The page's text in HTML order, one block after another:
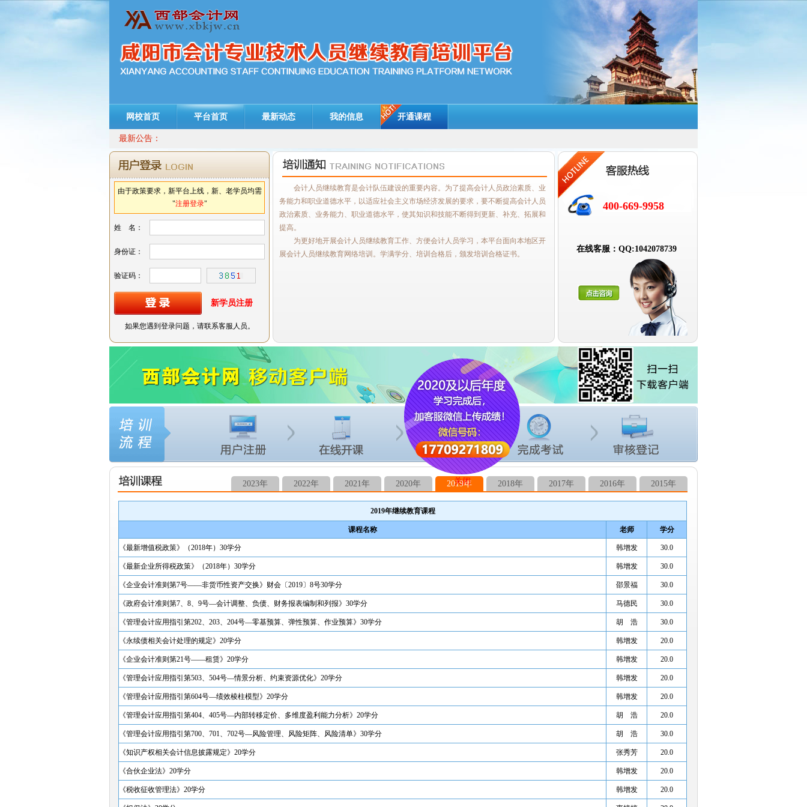
网校首页 平台首页 最新动态 我的信息 开通课程
最新公告：
由于政策要求，新平台上线，新、老学员均需
"注册登录"
姓 名：
身份证：
验证码：
新学员注册
如果您遇到登录问题，请联系客服人员。
会计人员继续教育是会计队伍建设的重要内容。为了提高会计人员政治素质、业
务能力和职业道德水平，以适应社会主义市场经济发展的要求，要不断提高会计人员
政治素质、业务能力、职业道德水平，使其知识和技能不断得到更新、补充、拓展和
提高。
为更好地开展会计人员继续教育工作、方便会计人员学习，本平台面向本地区开
展会计人员继续教育网络培训。学满学分、培训合格后，颁发培训合格证书。
400-669-9958
在线客服：QQ:1042078739
2015年
2016年
2017年
2018年
2019年
2020年
2021年
2022年
2023年
2019年继续教育课程
课程名称 老师 学分
《最新增值税政策》（2018年）30学分 韩增发 30.0
《最新企业所得税政策》（2018年）30学分 韩增发 30.0
《企业会计准则第7号——非货币性资产交换》财会〔2019〕8号30学分 邵景福 30.0
《政府会计准则第7、8、9号—会计调整、负债、财务报表编制和列报》30学分 马德民 30.0
《管理会计应用指引第202、203、204号—零基预算、弹性预算、作业预算》30学分 胡 浩 30.0
《永续债相关会计处理的规定》20学分 韩增发 20.0
《企业会计准则第21号——租赁》20学分 韩增发 20.0
《管理会计应用指引第503、504号—情景分析、约束资源优化》20学分 韩增发 20.0
《管理会计应用指引第604号—绩效棱柱模型》20学分 韩增发 20.0
《管理会计应用指引第404、405号—内部转移定价、多维度盈利能力分析》20学分 胡 浩 20.0
《管理会计应用指引第700、701、702号—风险管理、风险矩阵、风险清单》30学分 胡 浩 30.0
《知识产权相关会计信息披露规定》20学分 张秀芳 20.0
《合伙企业法》20学分 韩增发 20.0
《税收征收管理法》20学分 韩增发 20.0
关闭